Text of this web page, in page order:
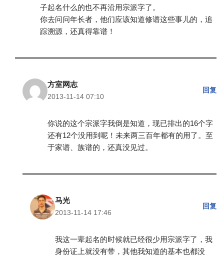
子起名什么的也不再沿用宗派字了。
你去问问年长者，他们应该知道修谱这些事儿的，追
踪溯源，还真得靠谱！
方室网志
2013-11-14 07:10
回复
你说的这个宗派字我倒是知道，现已排出的16个字
还有12个没用到呢！未来两三百年都有的用了。至
于家谱、族谱的，还真没见过。
马光
2013-11-14 17:46
回复
我这一辈起名的时候就已经很少用宗派字了，我
身份证上就没有带，其他我知道的基本也都没